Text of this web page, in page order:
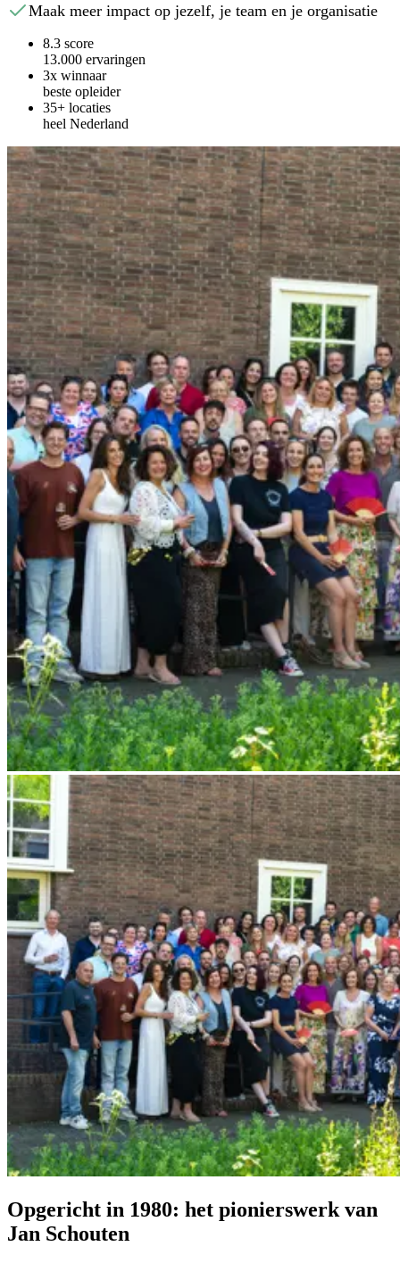
Maak meer impact op jezelf, je team en je organisatie
8.3 score
13.000 ervaringen
3x winnaar
beste opleider
35+ locaties
heel Nederland
Opgericht in 1980: het pionierswerk van
Jan Schouten